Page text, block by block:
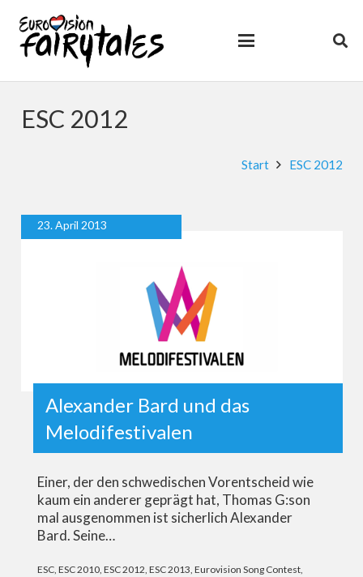
ESC 2012
Start ESC 2012
23. April 2013
Alexander Bard und das
Melodifestivalen
Einer, der den schwedischen Vorentscheid wie
kaum ein anderer geprägt hat, Thomas G:son
mal ausgenommen ist sicherlich Alexander
Bard. Seine…
ESC, ESC 2010, ESC 2012, ESC 2013, Eurovision Song Contest,